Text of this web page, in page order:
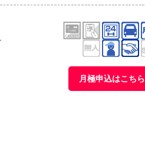
月極申込はこちら